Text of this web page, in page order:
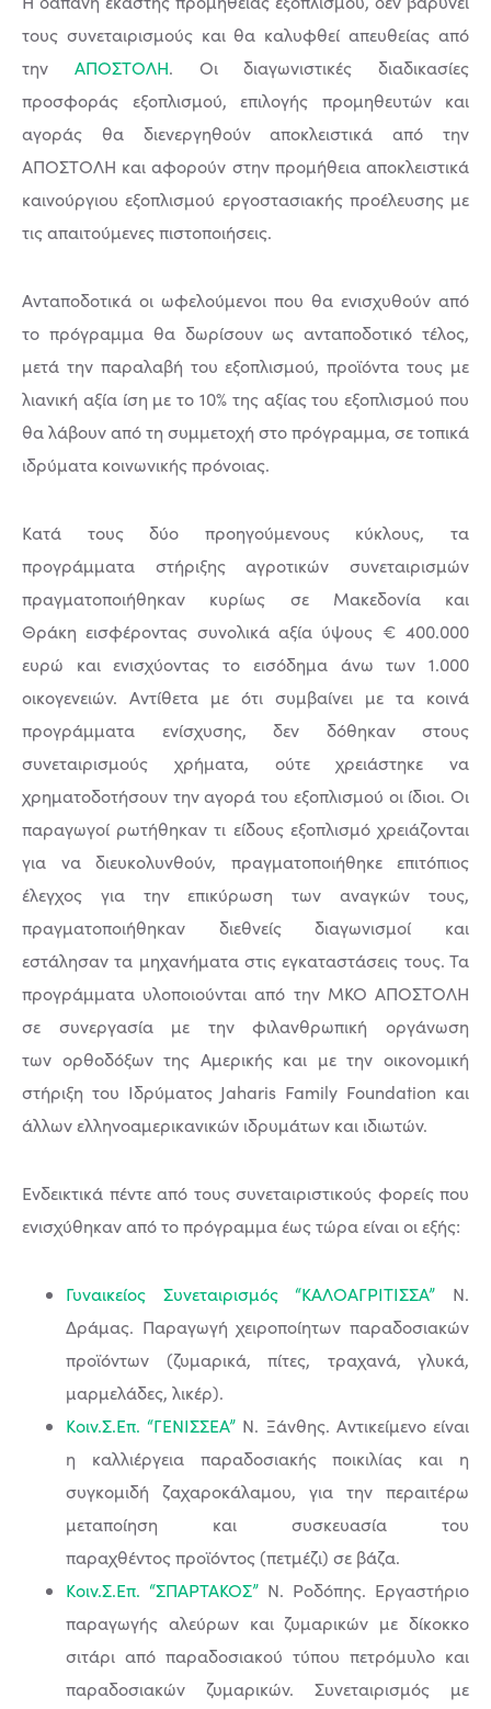
τους συνεταιρισμούς και θα καλυφθεί απευθείας από
την ΑΠΟΣΤΟΛΗ. Οι διαγωνιστικές διαδικασίες
προσφοράς εξοπλισμού, επιλογής προμηθευτών και
αγοράς θα διενεργηθούν αποκλειστικά από την
ΑΠΟΣΤΟΛΗ και αφορούν στην προμήθεια αποκλειστικά
καινούργιου εξοπλισμού εργοστασιακής προέλευσης με
τις απαιτούμενες πιστοποιήσεις.
Ανταποδοτικά οι ωφελούμενοι που θα ενισχυθούν από
το πρόγραμμα θα δωρίσουν ως ανταποδοτικό τέλος,
μετά την παραλαβή του εξοπλισμού, προϊόντα τους με
λιανική αξία ίση με το 10% της αξίας του εξοπλισμού που
θα λάβουν από τη συμμετοχή στο πρόγραμμα, σε τοπικά
ιδρύματα κοινωνικής πρόνοιας.
Κατά τους δύο προηγούμενους κύκλους, τα
προγράμματα στήριξης αγροτικών συνεταιρισμών
πραγματοποιήθηκαν κυρίως σε Μακεδονία και
Θράκη εισφέροντας συνολικά αξία ύψους € 400.000
ευρώ και ενισχύοντας το εισόδημα άνω των 1.000
οικογενειών. Αντίθετα με ότι συμβαίνει με τα κοινά
προγράμματα ενίσχυσης, δεν δόθηκαν στους
συνεταιρισμούς χρήματα, ούτε χρειάστηκε να
χρηματοδοτήσουν την αγορά του εξοπλισμού οι ίδιοι. Οι
παραγωγοί ρωτήθηκαν τι είδους εξοπλισμό χρειάζονται
για να διευκολυνθούν, πραγματοποιήθηκε επιτόπιος
έλεγχος για την επικύρωση των αναγκών τους,
πραγματοποιήθηκαν διεθνείς διαγωνισμοί και
εστάλησαν τα μηχανήματα στις εγκαταστάσεις τους. Τα
προγράμματα υλοποιούνται από την ΜΚΟ ΑΠΟΣΤΟΛΗ
σε συνεργασία με την φιλανθρωπική οργάνωση
των ορθοδόξων της Αμερικής και με την οικονομική
στήριξη του Ιδρύματος Jaharis Family Foundation και
άλλων ελληνοαμερικανικών ιδρυμάτων και ιδιωτών.
Ενδεικτικά πέντε από τους συνεταιριστικούς φορείς που
ενισχύθηκαν από το πρόγραμμα έως τώρα είναι οι εξής:
Γυναικείος Συνεταιρισμός “ΚΑΛΟΑΓΡΙΤΙΣΣΑ” N.
Δράμας. Παραγωγή χειροποίητων παραδοσιακών
προϊόντων (ζυμαρικά, πίτες, τραχανά, γλυκά,
μαρμελάδες, λικέρ).
Κοιν.Σ.Επ. “ΓΕΝΙΣΣΕΑ” Ν. Ξάνθης. Αντικείμενο είναι
η καλλιέργεια παραδοσιακής ποικιλίας και η
συγκομιδή ζαχαροκάλαμου, για την περαιτέρω
μεταποίηση και συσκευασία του
παραχθέντος προϊόντος (πετμέζι) σε βάζα.
Κοιν.Σ.Επ. “ΣΠΑΡΤΑΚΟΣ” Ν. Ροδόπης. Εργαστήριο
παραγωγής αλεύρων και ζυμαρικών με δίκοκκο
σιτάρι από παραδοσιακού τύπου πετρόμυλο και
παραδοσιακών ζυμαρικών. Συνεταιρισμός με